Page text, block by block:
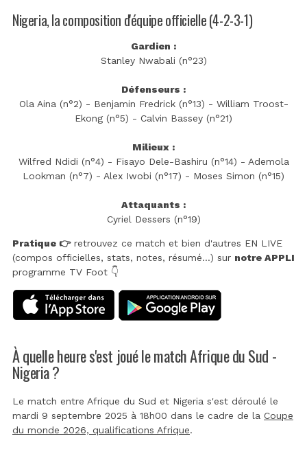
Nigeria, la composition d'équipe officielle (4-2-3-1)
Gardien :
Stanley Nwabali (n°23)
Défenseurs :
Ola Aina (n°2) - Benjamin Fredrick (n°13) - William Troost-
Ekong (n°5) - Calvin Bassey (n°21)
Milieux :
Wilfred Ndidi (n°4) - Fisayo Dele-Bashiru (n°14) - Ademola
Lookman (n°7) - Alex Iwobi (n°17) - Moses Simon (n°15)
Attaquants :
Cyriel Dessers (n°19)
Pratique 👉retrouvez ce match et bien d'autres EN LIVE
(compos officielles, stats, notes, résumé...) sur notre APPLI
programme TV Foot 👇
À quelle heure s'est joué le match Afrique du Sud -
Nigeria ?
Le match entre Afrique du Sud et Nigeria s'est déroulé le
mardi 9 septembre 2025 à 18h00 dans le cadre de la Coupe
du monde 2026, qualifications Afrique.